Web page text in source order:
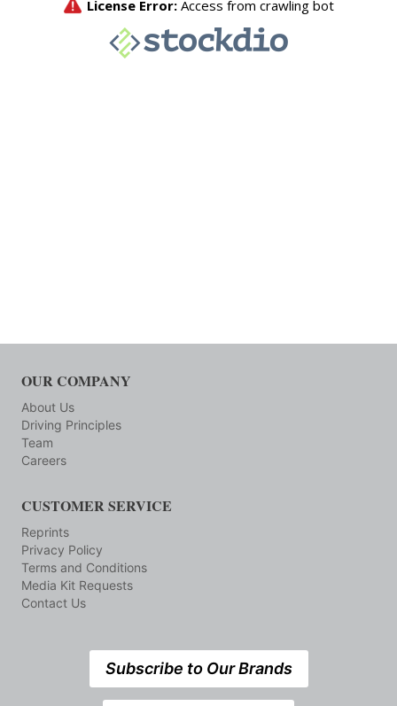
OUR COMPANY
About Us
Driving Principles
Team
Careers
CUSTOMER SERVICE
Reprints
Privacy Policy
Terms and Conditions
Media Kit Requests
Contact Us
Subscribe to Our Brands